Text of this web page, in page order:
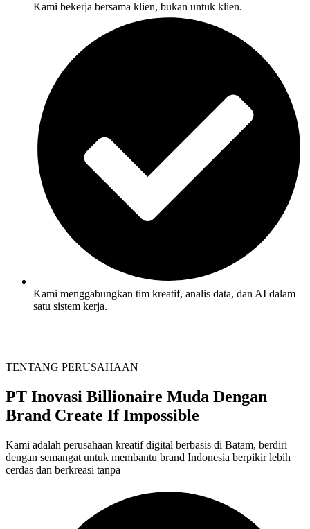
Kami bekerja bersama klien, bukan untuk klien.
Kami menggabungkan tim kreatif, analis data, dan AI dalam
satu sistem kerja.
TENTANG PERUSAHAAN
PT Inovasi Billionaire Muda Dengan
Brand Create If Impossible
Kami adalah perusahaan kreatif digital berbasis di Batam, berdiri
dengan semangat untuk membantu brand Indonesia berpikir lebih
cerdas dan berkreasi tanpa